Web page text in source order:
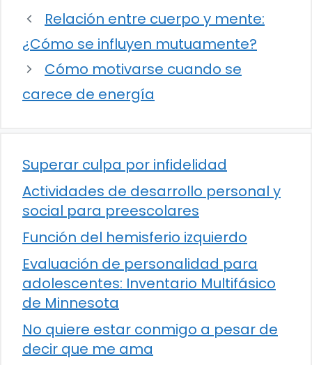
Relación entre cuerpo y mente:
¿Cómo se influyen mutuamente?
Cómo motivarse cuando se
carece de energía
Superar culpa por infidelidad
Actividades de desarrollo personal y
social para preescolares
Función del hemisferio izquierdo
Evaluación de personalidad para
adolescentes: Inventario Multifásico
de Minnesota
No quiere estar conmigo a pesar de
decir que me ama